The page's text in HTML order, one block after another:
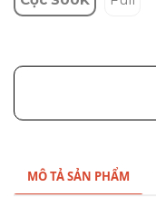
MÔ TẢ SẢN PHẨM